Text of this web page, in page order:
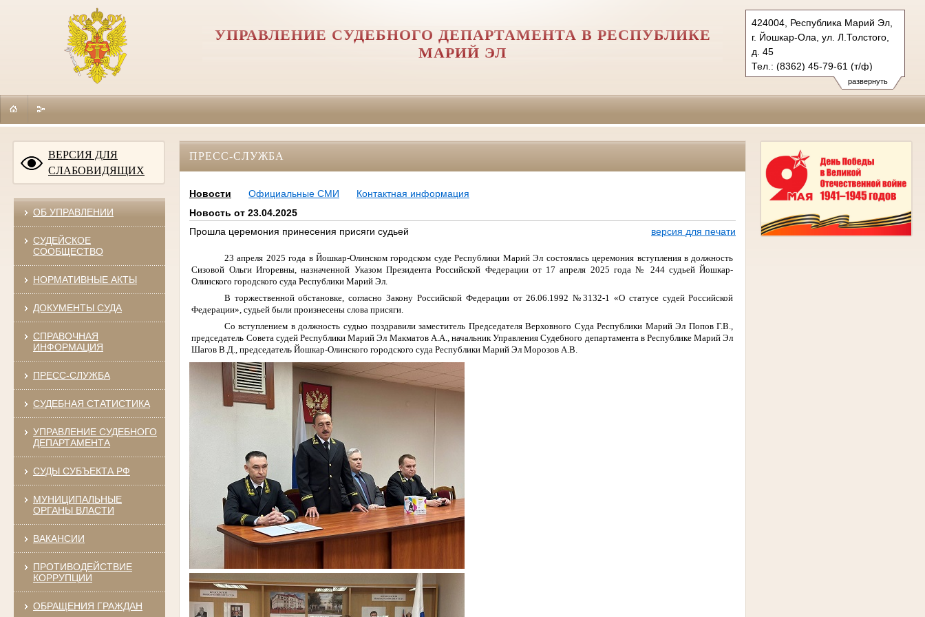
развернуть
424004, Республика Марий Эл,
г. Йошкар-Ола, ул. Л.Толстого,
д. 45
Тел.: (8362) 45-79-61 (т/ф)
usd.mari@sudrf.ru
УПРАВЛЕНИЕ СУДЕБНОГО ДЕПАРТАМЕНТА В РЕСПУБЛИКЕ
МАРИЙ ЭЛ
ВЕРСИЯ ДЛЯ
СЛАБОВИДЯЩИХ
ОБ УПРАВЛЕНИИ
СУДЕЙСКОЕ
СООБЩЕСТВО
НОРМАТИВНЫЕ АКТЫ
ДОКУМЕНТЫ СУДА
СПРАВОЧНАЯ
ИНФОРМАЦИЯ
ПРЕСС-СЛУЖБА
СУДЕБНАЯ СТАТИСТИКА
УПРАВЛЕНИЕ СУДЕБНОГО
ДЕПАРТАМЕНТА
СУДЫ СУБЪЕКТА РФ
МУНИЦИПАЛЬНЫЕ
ОРГАНЫ ВЛАСТИ
ВАКАНСИИ
ПРОТИВОДЕЙСТВИЕ
КОРРУПЦИИ
ОБРАЩЕНИЯ ГРАЖДАН
ПРЕСС-СЛУЖБА
Новости Официальные СМИ
Контактная информация
Новость от 23.04.2025
Прошла церемония принесения присяги судьей
версия для печати
23 апреля 2025 года в Йошкар-Олинском городском суде Республики Марий Эл состоялась церемония вступления в должность
Сизовой Ольги Игоревны, назначенной Указом Президента Российской Федерации от 17 апреля 2025 года № 244 судьей Йошкар-
Олинского городского суда Республики Марий Эл.
В торжественной обстановке, согласно Закону Российской Федерации от 26.06.1992 №3132-1 «О статусе судей Российской
Федерации», судьей были произнесены слова присяги.
Со вступлением в должность судью поздравили заместитель Председателя Верховного Суда Республики Марий Эл Попов Г.В.,
председатель Совета судей Республики Марий Эл Макматов А.А., начальник Управления Судебного департамента в Республике Марий Эл
Шагов В.Д., председатель Йошкар-Олинского городского суда Республики Марий Эл Морозов А.В.